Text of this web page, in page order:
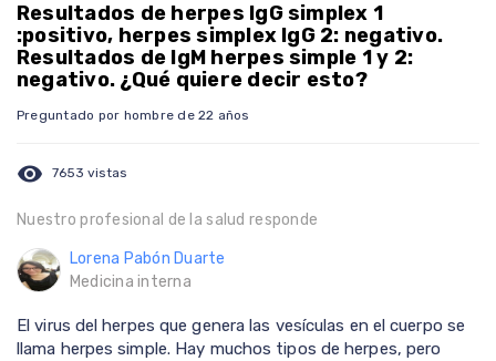
Resultados de herpes IgG simplex 1
:positivo, herpes simplex IgG 2: negativo.
Resultados de IgM herpes simple 1 y 2:
negativo. ¿Qué quiere decir esto?
Preguntado por hombre de 22 años
visibility 7653 vistas
Nuestro profesional de la salud responde
Lorena Pabón Duarte
Medicina interna
El virus del herpes que genera las vesículas en el cuerpo se
llama herpes simple. Hay muchos tipos de herpes, pero